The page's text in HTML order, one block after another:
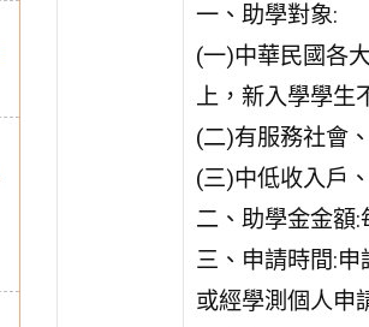
一、助學對象:
(一)中華民國各
上，新入學學生
(二)有服務社會
(三)中低收入戶
二、助學金金額
三、申請時間:
或經學測個人申